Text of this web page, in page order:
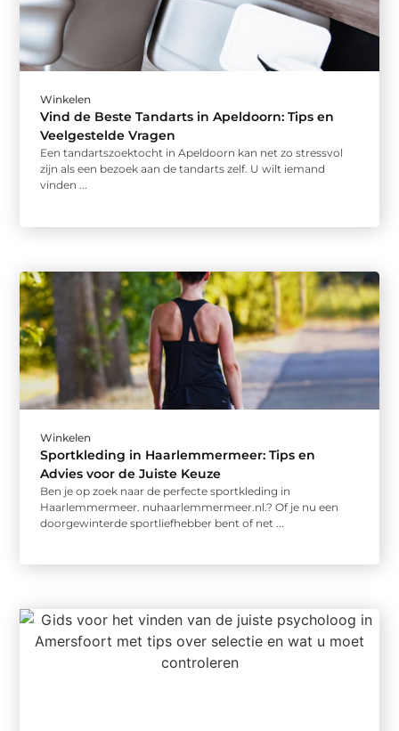
Winkelen
Vind de Beste Tandarts in Apeldoorn: Tips en
Veelgestelde Vragen
Een tandartszoektocht in Apeldoorn kan net zo stressvol
zijn als een bezoek aan de tandarts zelf. U wilt iemand
vinden ...
Winkelen
Sportkleding in Haarlemmermeer: Tips en
Advies voor de Juiste Keuze
Ben je op zoek naar de perfecte sportkleding in
Haarlemmermeer. nuhaarlemmermeer.nl.? Of je nu een
doorgewinterde sportliefhebber bent of net ...